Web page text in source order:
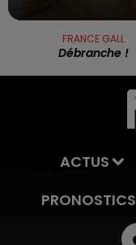
FRANCE GALL
Débranche !
ACTUS
PRONOSTICS